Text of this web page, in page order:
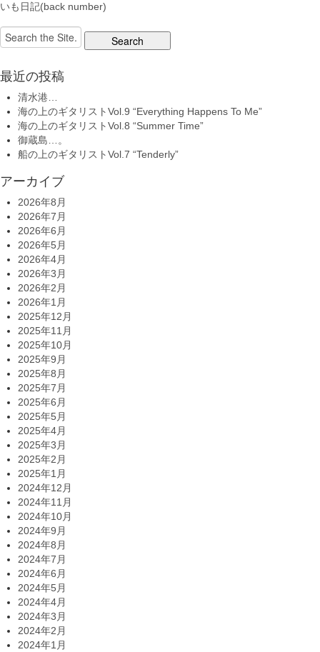
いも日記(back number)
Search
for:
最近の投稿
清水港…
海の上のギタリストVol.9 “Everything Happens To Me”
海の上のギタリストVol.8 “Summer Time”
御蔵島…。
船の上のギタリストVol.7 “Tenderly”
アーカイブ
2026年8月
2026年7月
2026年6月
2026年5月
2026年4月
2026年3月
2026年2月
2026年1月
2025年12月
2025年11月
2025年10月
2025年9月
2025年8月
2025年7月
2025年6月
2025年5月
2025年4月
2025年3月
2025年2月
2025年1月
2024年12月
2024年11月
2024年10月
2024年9月
2024年8月
2024年7月
2024年6月
2024年5月
2024年4月
2024年3月
2024年2月
2024年1月